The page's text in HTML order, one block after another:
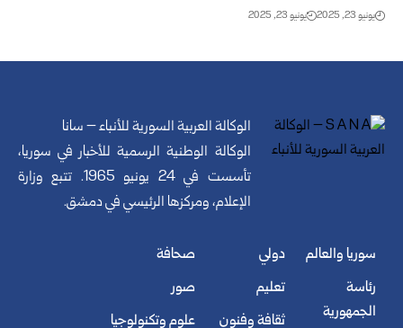
يونيو 23, 2025 يونيو 23, 2025
الوكالة العربية السورية للأنباء – سانا
الوكالة الوطنية الرسمية للأخبار في سوريا،
تأسست في 24 يونيو 1965. تتبع وزارة
الإعلام، ومركزها الرئيسي في دمشق.
سوريا والعالم
رئاسة
الجمهورية
دولي
تعليم
ثقافة وفنون
صحافة
صور
علوم وتكنولوجيا